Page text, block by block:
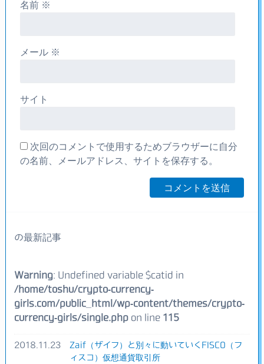
名前 ※
メール ※
サイト
次回のコメントで使用するためブラウザーに自分
の名前、メールアドレス、サイトを保存する。
の最新記事
Warning: Undefined variable $catid in
/home/toshu/crypto-currency-
girls.com/public_html/wp-content/themes/crypto-
currency-girls/single.php on line 115
2018.11.23
Zaif（ザイフ）と別々に動いていくFISCO（フ
ィスコ）仮想通貨取引所